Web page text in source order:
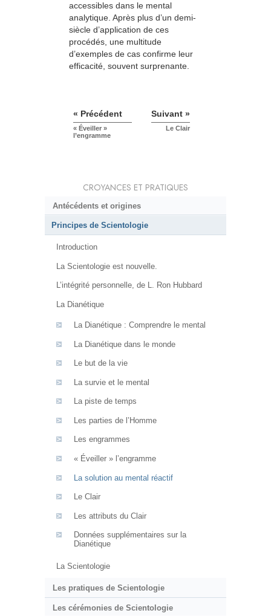
accessibles dans le mental
analytique. Après plus d’un demi-
siècle d’application de ces
procédés, une multitude
d’exemples de cas confirme leur
efficacité, souvent surprenante.
« Précédent
« Éveiller »
l’engramme
Suivant »
Le Clair
CROYANCES ET PRATIQUES
Antécédents et origines
Principes de Scientologie
Introduction
La Scientologie est nouvelle.
L’intégrité personnelle, de L. Ron Hubbard
La Dianétique
La Dianétique : Comprendre le mental
La Dianétique dans le monde
Le but de la vie
La survie et le mental
La piste de temps
Les parties de l’Homme
Les engrammes
« Éveiller » l’engramme
La solution au mental réactif
Le Clair
Les attributs du Clair
Données supplémentaires sur la
Dianétique
La Scientologie
Les pratiques de Scientologie
Les cérémonies de Scientologie